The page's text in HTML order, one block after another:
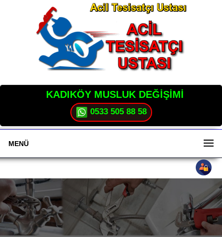
KADIKÖY MUSLUK DEĞİŞİMİ
0533 505 88 58
MENÜ